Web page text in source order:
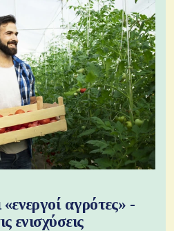
αγρότες» -
ενισχύσεις